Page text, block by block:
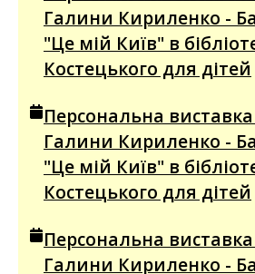
Галини Кириленко -
"Це мій Київ" в
Костецького для дітей
Персональна
Галини Кириленко -
"Це мій Київ" в
Костецького для дітей
Персональна
Галини Кириленко -